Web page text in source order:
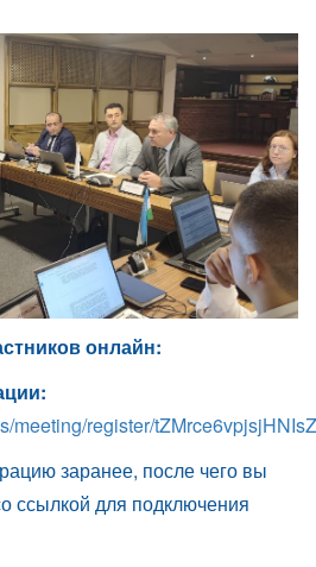
онлайн:
meeting/register/
заранее, после чего вы
ссылкой для подключения